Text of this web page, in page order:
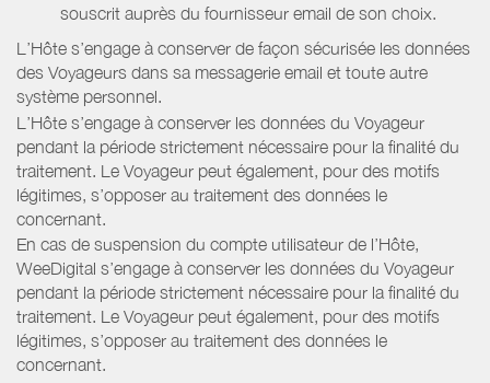
souscrit auprès du fournisseur email de son choix.
L’Hôte s’engage à conserver de façon sécurisée les données
des Voyageurs dans sa messagerie email et toute autre
système personnel.
L’Hôte s’engage à conserver les données du Voyageur
pendant la période strictement nécessaire pour la finalité du
traitement. Le Voyageur peut également, pour des motifs
légitimes, s’opposer au traitement des données le
concernant.
En cas de suspension du compte utilisateur de l’Hôte,
WeeDigital s’engage à conserver les données du Voyageur
pendant la période strictement nécessaire pour la finalité du
traitement. Le Voyageur peut également, pour des motifs
légitimes, s’opposer au traitement des données le
concernant.